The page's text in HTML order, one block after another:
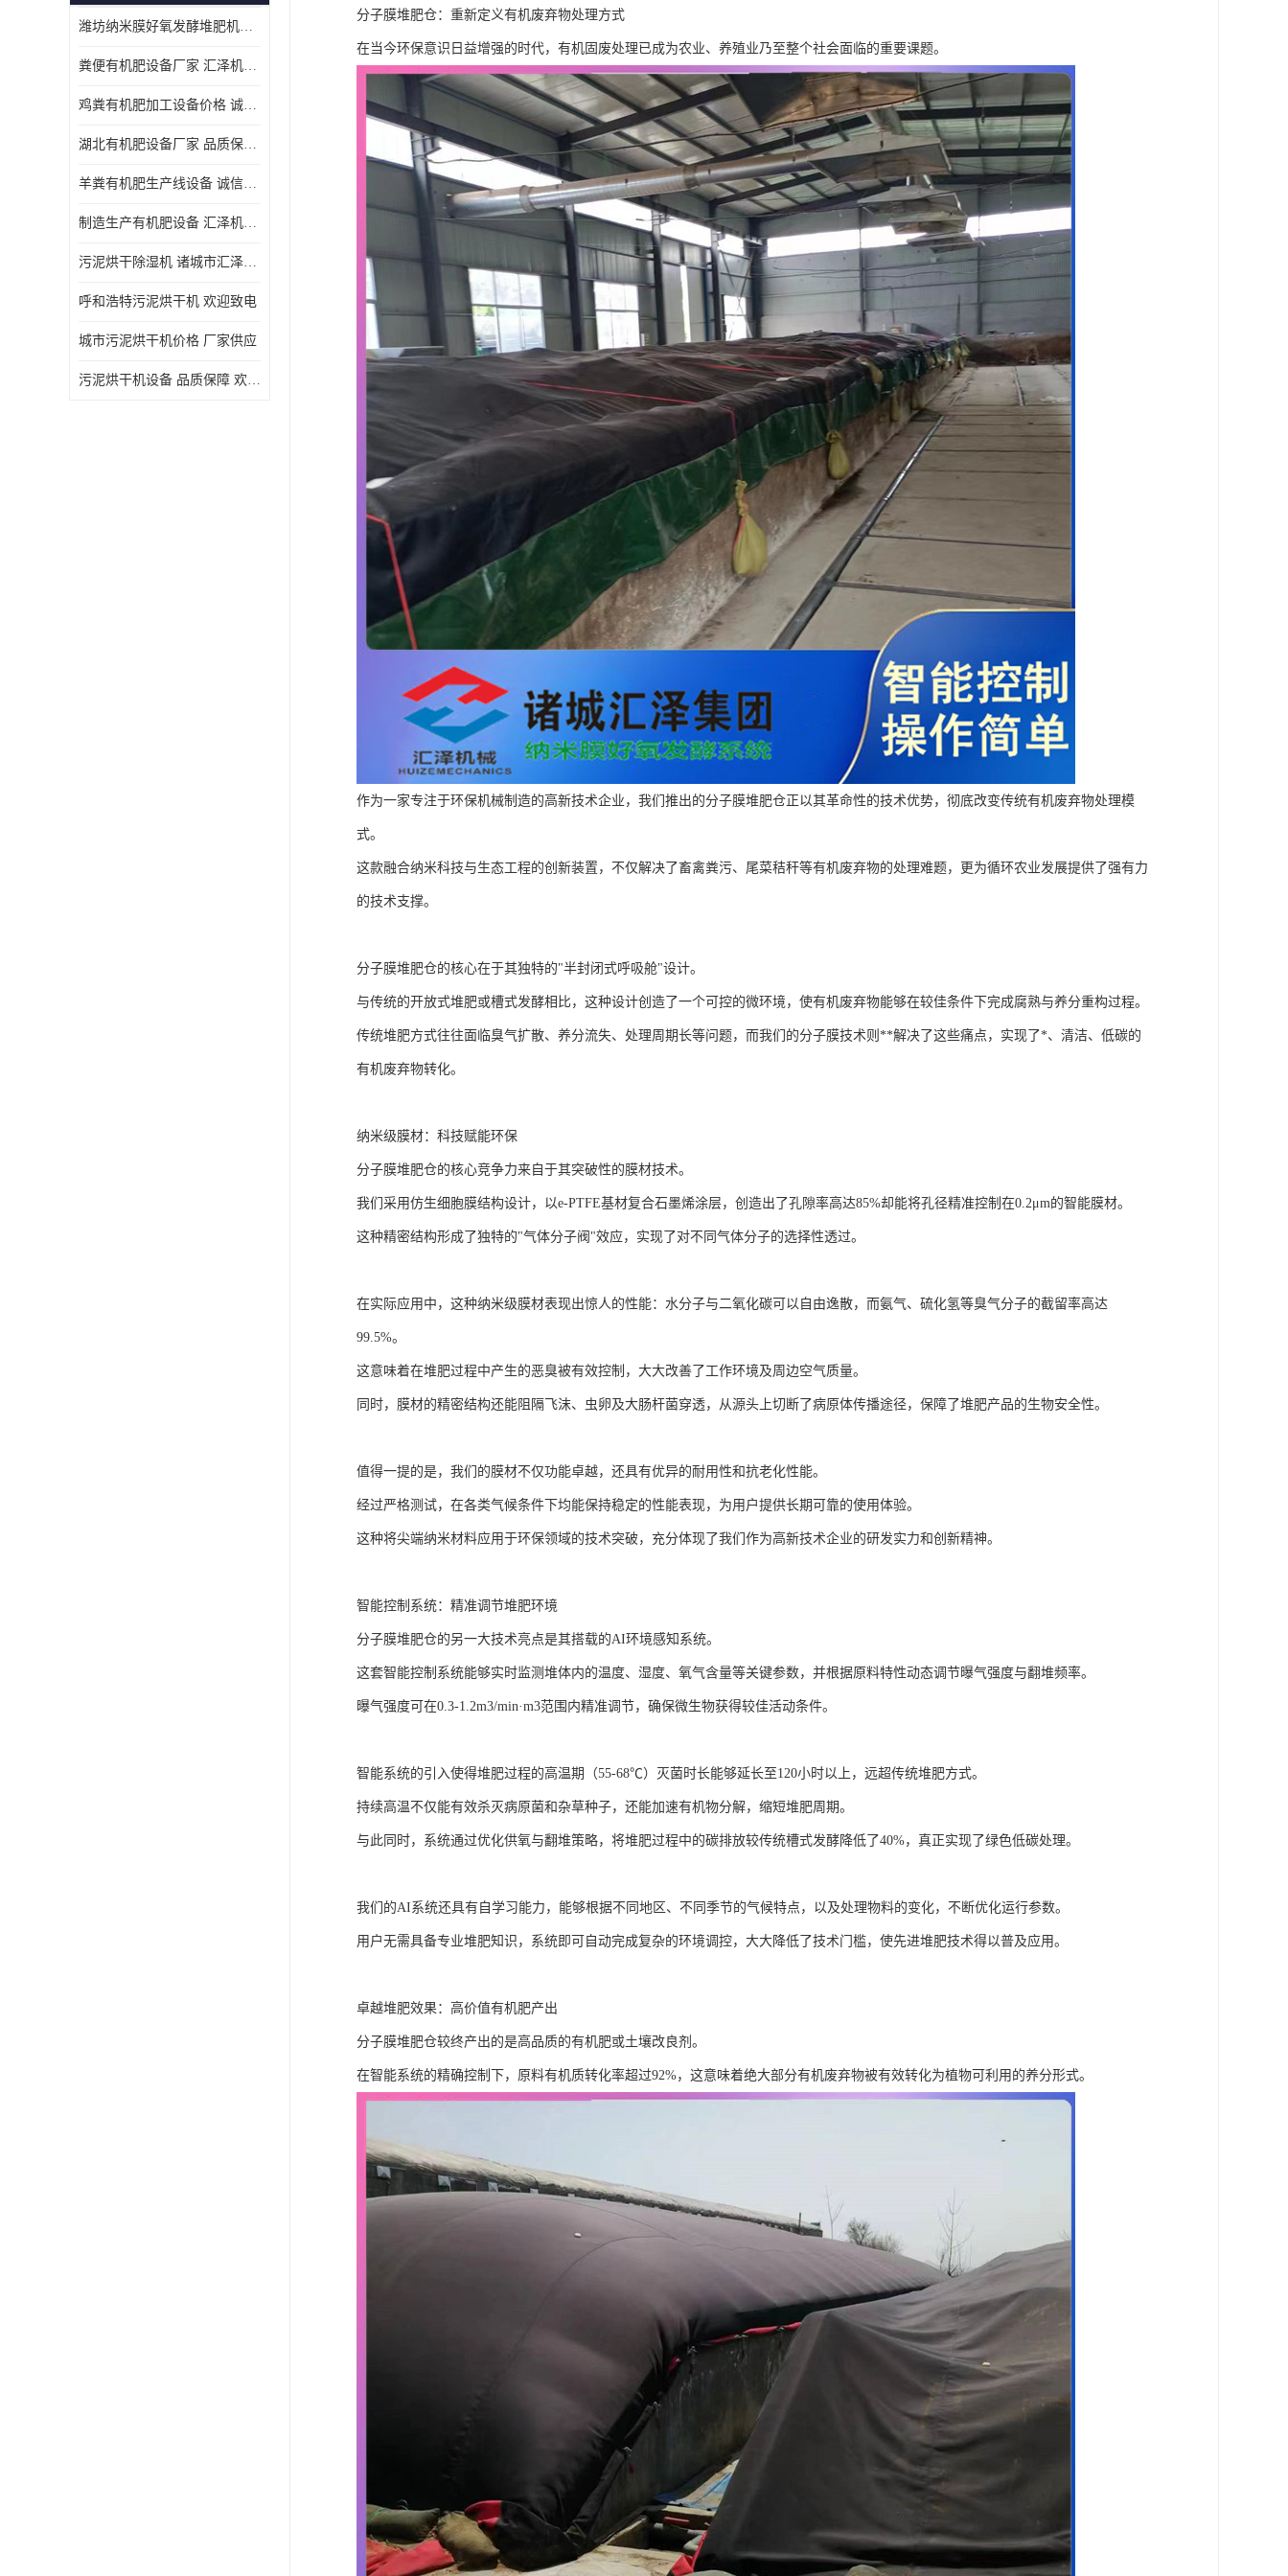
潍坊纳米膜好氧发酵堆肥机定制
粪便有机肥设备厂家 汇泽机械 免费报价
鸡粪有机肥加工设备价格 诚信卖家 致电了解
湖北有机肥设备厂家 品质保障 欢迎咨询
羊粪有机肥生产线设备 诚信卖家 致电了解
制造生产有机肥设备 汇泽机械 免费报价
污泥烘干除湿机 诸城市汇泽机械有限公司
呼和浩特污泥烘干机 欢迎致电
城市污泥烘干机价格 厂家供应
污泥烘干机设备 品质保障 欢迎咨询
分子膜堆肥仓：重新定义有机废弃物处理方式
在当今环保意识日益增强的时代，有机固废处理已成为农业、养殖业乃至整个社会面临的重要课题。
作为一家专注于环保机械制造的高新技术企业，我们推出的分子膜堆肥仓正以其革命性的技术优势，彻底改变传统有机废弃物处理模
式。
这款融合纳米科技与生态工程的创新装置，不仅解决了畜禽粪污、尾菜秸秆等有机废弃物的处理难题，更为循环农业发展提供了强有力
的技术支撑。
分子膜堆肥仓的核心在于其独特的"半封闭式呼吸舱"设计。
与传统的开放式堆肥或槽式发酵相比，这种设计创造了一个可控的微环境，使有机废弃物能够在较佳条件下完成腐熟与养分重构过程。
传统堆肥方式往往面临臭气扩散、养分流失、处理周期长等问题，而我们的分子膜技术则**解决了这些痛点，实现了*、清洁、低碳的
有机废弃物转化。
纳米级膜材：科技赋能环保
分子膜堆肥仓的核心竞争力来自于其突破性的膜材技术。
我们采用仿生细胞膜结构设计，以e-PTFE基材复合石墨烯涂层，创造出了孔隙率高达85%却能将孔径精准控制在0.2μm的智能膜材。
这种精密结构形成了独特的"气体分子阀"效应，实现了对不同气体分子的选择性透过。
在实际应用中，这种纳米级膜材表现出惊人的性能：水分子与二氧化碳可以自由逸散，而氨气、硫化氢等臭气分子的截留率高达
99.5%。
这意味着在堆肥过程中产生的恶臭被有效控制，大大改善了工作环境及周边空气质量。
同时，膜材的精密结构还能阻隔飞沫、虫卵及大肠杆菌穿透，从源头上切断了病原体传播途径，保障了堆肥产品的生物安全性。
值得一提的是，我们的膜材不仅功能卓越，还具有优异的耐用性和抗老化性能。
经过严格测试，在各类气候条件下均能保持稳定的性能表现，为用户提供长期可靠的使用体验。
这种将尖端纳米材料应用于环保领域的技术突破，充分体现了我们作为高新技术企业的研发实力和创新精神。
智能控制系统：精准调节堆肥环境
分子膜堆肥仓的另一大技术亮点是其搭载的AI环境感知系统。
这套智能控制系统能够实时监测堆体内的温度、湿度、氧气含量等关键参数，并根据原料特性动态调节曝气强度与翻堆频率。
曝气强度可在0.3-1.2m3/min·m3范围内精准调节，确保微生物获得较佳活动条件。
智能系统的引入使得堆肥过程的高温期（55-68℃）灭菌时长能够延长至120小时以上，远超传统堆肥方式。
持续高温不仅能有效杀灭病原菌和杂草种子，还能加速有机物分解，缩短堆肥周期。
与此同时，系统通过优化供氧与翻堆策略，将堆肥过程中的碳排放较传统槽式发酵降低了40%，真正实现了绿色低碳处理。
我们的AI系统还具有自学习能力，能够根据不同地区、不同季节的气候特点，以及处理物料的变化，不断优化运行参数。
用户无需具备专业堆肥知识，系统即可自动完成复杂的环境调控，大大降低了技术门槛，使先进堆肥技术得以普及应用。
卓越堆肥效果：高价值有机肥产出
分子膜堆肥仓较终产出的是高品质的有机肥或土壤改良剂。
在智能系统的精确控制下，原料有机质转化率超过92%，这意味着绝大部分有机废弃物被有效转化为植物可利用的养分形式。